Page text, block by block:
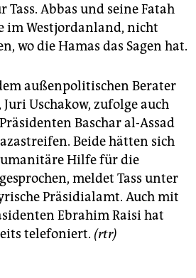
Abbas und seine Fatah
im Westjordanland, nicht
wo die Hamas das Sagen hat.
außenpolitischen Berater
Uschakow, zufolge auch
Baschar al-Assad
Beide hätten sich
Hilfe für die
meldet Tass unter
Präsidialamt. Auch mit
Ebrahim Raisi hat
telefoniert. (rtr)